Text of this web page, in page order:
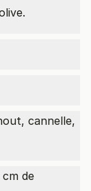
cannelle,
de